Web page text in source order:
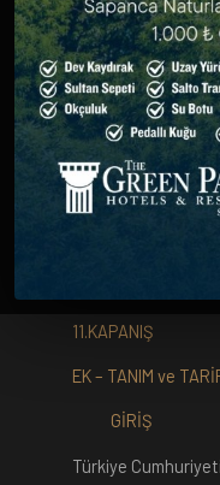
8.KİŞİSEL VERİ VE
TEDBİRLER
9.KİŞİSEL
9.1.KİŞİSEL
9.2.KİŞİSEL
9.3.KİŞİSEL
11.KAPANIŞ
EK – TANIM ve
GİRİŞ
Türkiye